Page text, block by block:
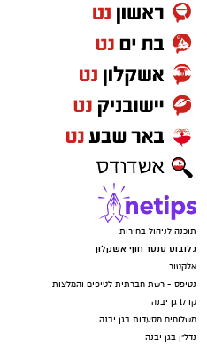
תוכנה לניהול בחירות
גלובוס סנטר חוף אשקלון
אלקטור
נטיפס - רשת חברתית לטיפים והמלצות
קו 17 גן יבנה
משלוחים מסעדות בגן יבנה
נדל"ן בגן יבנה